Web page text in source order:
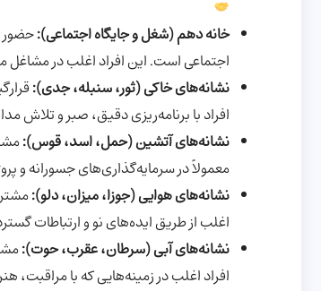
خانه دهم (شغل و جایگاه اجتماعی):حضور
اجتماعی است. این افراد اغلب در
نشانه‌های خاکی (ثور، سنبله، جدی):
افراد با برنامه‌ریزی دقیق، صبر و تلاش
نشانه‌های آتشین (حمل، اسد، قوس):
معمولاً در سرمایه‌گذاری‌های جسورانه و
نشانه‌های هوایی (جوزا، میزان، دلو):
اغلب از طریق ایده‌های نو و ارتباطات
نشانه‌های آبی (سرطان، عقرب، حوت):
افراد اغلب در زمینه‌هایی که با